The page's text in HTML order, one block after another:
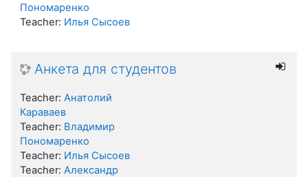
Пономаренко
Teacher: Илья Сысоев
Анкета для студентов
Teacher: Анатолий
Караваев
Teacher: Владимир
Пономаренко
Teacher: Илья Сысоев
Teacher: Александр